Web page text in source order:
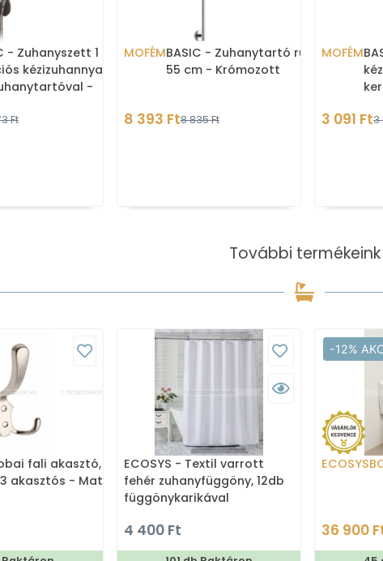
- Zuhanyszett 1
kézizuhannyal, fix
-
Ft
MOFÉMBASIC - Zuhanytartó rúd -
55 cm - Krómozott
8 393 Ft8 835 Ft
MOFÉM
3 091 Ft3
További termékeink
fali akasztó,
akasztós - Matt
ECOSYS - Textil varrott
fehér zuhanyfüggöny, 12db
függönykarikával
4 400 Ft
-12%
36 900